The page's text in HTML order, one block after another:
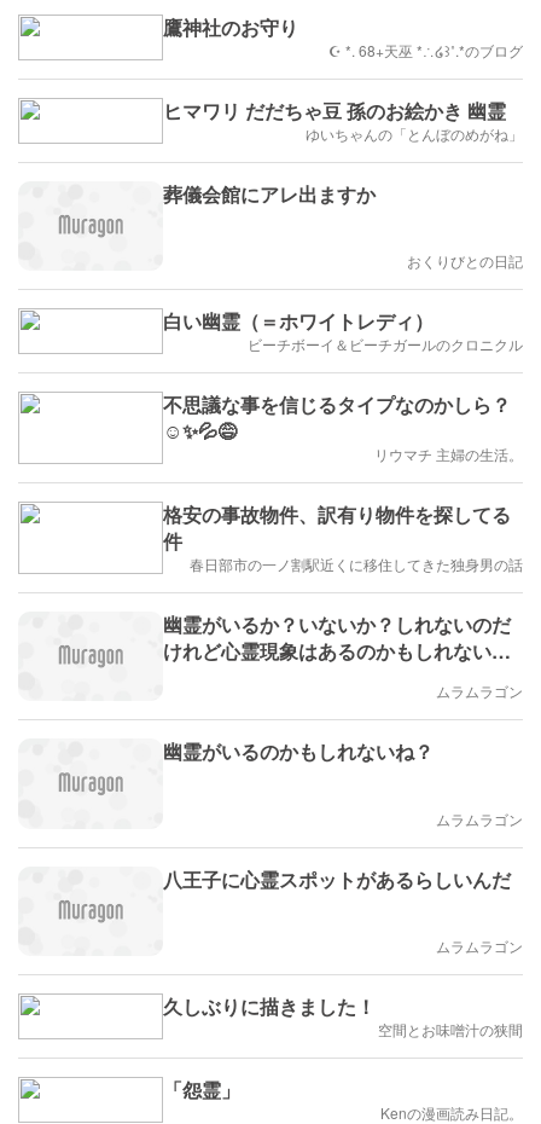
鷹神社のお守り
☪︎ *. 68+天巫 *∴໒꒱˚.*のブログ
ヒマワリ だだちゃ豆 孫のお絵かき 幽霊
ゆいちゃんの「とんぼのめがね」
葬儀会館にアレ出ますか
おくりびとの日記
白い幽霊（＝ホワイトレディ）
ビーチボーイ＆ビーチガールのクロニクル
不思議な事を信じるタイプなのかしら？
☺️✨💦😅
リウマチ 主婦の生活。
格安の事故物件、訳有り物件を探してる
件
春日部市の一ノ割駅近くに移住してきた独身男の話
幽霊がいるか？いないか？しれないのだ
けれど心霊現象はあるのかもしれないよ
ムラムラゴン
幽霊がいるのかもしれないね？
ムラムラゴン
八王子に心霊スポットがあるらしいんだ
ムラムラゴン
久しぶりに描きました！
空間とお味噌汁の狭間
「怨霊」
Kenの漫画読み日記。